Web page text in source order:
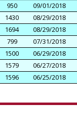
950
09/01/2018
1430
08/29/2018
1694
08/29/2018
799
07/31/2018
1500
06/29/2018
1579
06/27/2018
1596 06/25/2018